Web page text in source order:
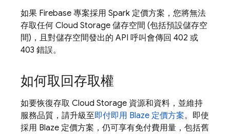
如果 Firebase 專案採用 Spark 定價方案，您將無法
存取任何 Cloud Storage 儲存空間 (包括預設儲存空
間)，且對儲存空間發出的 API 呼叫會傳回 402 或
403 錯誤。
如何取回存取權
如要恢復存取 Cloud Storage 資源和資料，並維持
服務品質，請升級至即付即用 Blaze 定價方案。即使
採用 Blaze 定價方案，仍可享有免付費用量，包括舊